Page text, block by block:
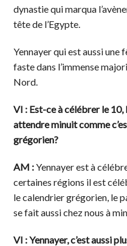
dynastie qui marqua
tête de l’Egypte.
Yennayer qui est aussi une
faste dans l’immense
Nord.
VI : Est-ce à célébrer le
attendre minuit comme
grégorien?
AM :Yennayer est à
certaines régions il est
le calendrier grégorien, le
se fait aussi chez nous à
VI : Yennayer, c’est aussi